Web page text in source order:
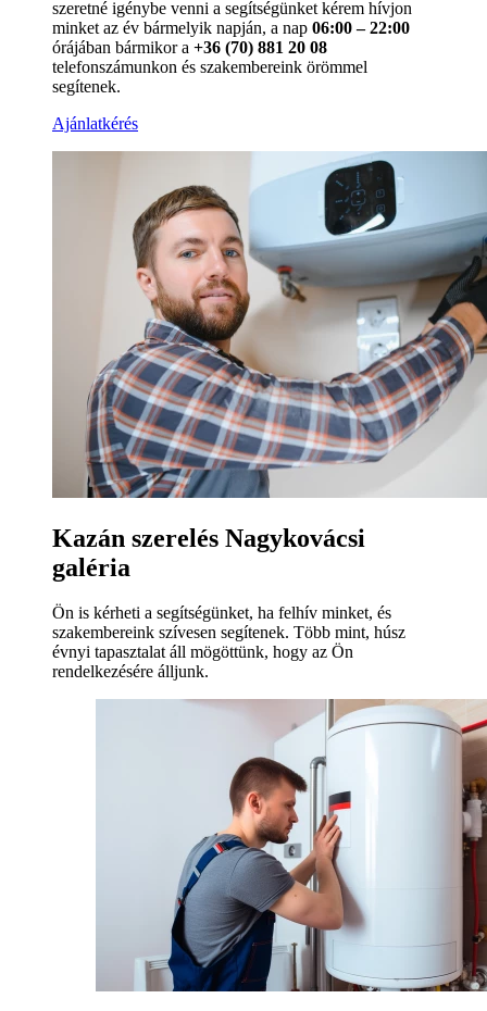
szeretné igénybe venni a segítségünket kérem hívjon
minket az év bármelyik napján, a nap 06:00 – 22:00
órájában bármikor a +36 (70) 881 20 08
telefonszámunkon és szakembereink örömmel
segítenek.
Ajánlatkérés
Kazán szerelés Nagykovácsi
galéria
Ön is kérheti a segítségünket, ha felhív minket, és
szakembereink szívesen segítenek. Több mint, húsz
évnyi tapasztalat áll mögöttünk, hogy az Ön
rendelkezésére álljunk.